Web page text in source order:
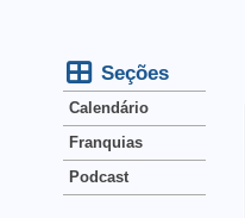
Seções
Calendário
Franquias
Podcast